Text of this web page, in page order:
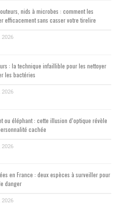
nids à microbes : comment les
efficacement sans casser votre tirelire
2026
: la technique infaillible pour les nettoyer
les bactéries
2026
ou éléphant : cette illusion d’optique révèle
cachée
2026
en France : deux espèces à surveiller pour
danger
2026